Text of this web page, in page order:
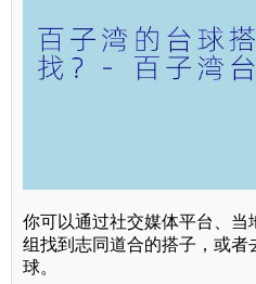
你可以通过社交媒体平台、
组找到志同道合的搭子，或者
球。